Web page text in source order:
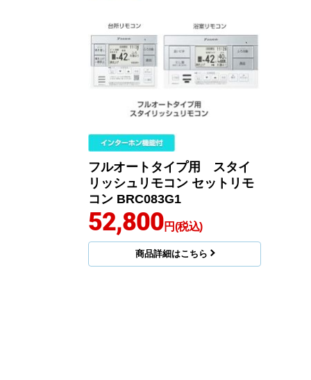
フルオートタイプ用 スタイ
リッシュリモコン セットリモ
コン BRC083G1
52,800円(税込)
商品詳細はこちら